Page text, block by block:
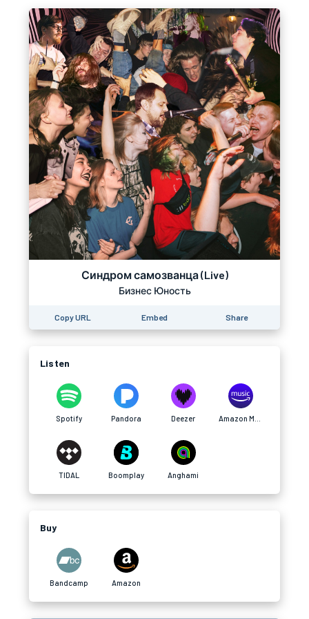
Синдром самозванца (Live)
Бизнес Юность
Copy URL Embed Share
Listen
Spotify Pandora Deezer
TIDAL Boomplay Anghami
Buy
Bandcamp Amazon